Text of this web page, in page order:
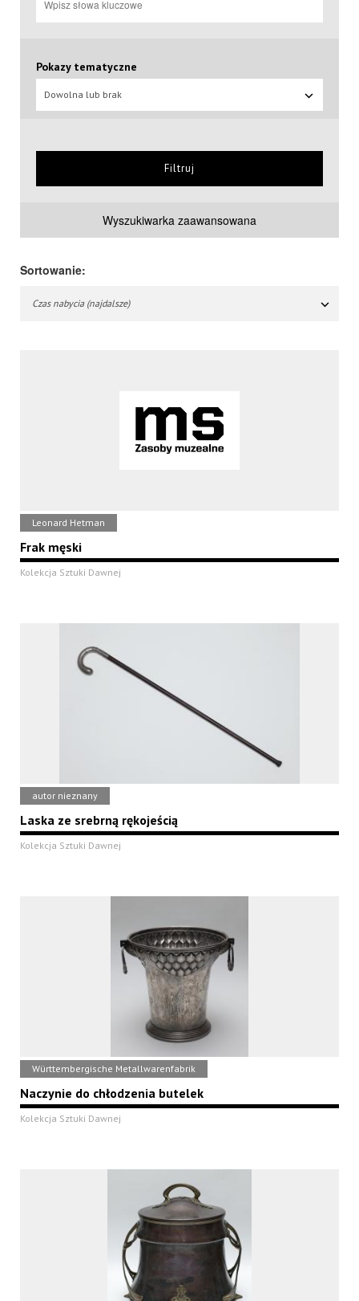
Pokazy tematyczne
Dowolna lub brak
Filtruj
Wyszukiwarka zaawansowana
Sortowanie:
Czas nabycia (najdalsze)
Leonard Hetman
Frak męski
Kolekcja Sztuki Dawnej
autor nieznany
Laska ze srebrną rękojeścią
Kolekcja Sztuki Dawnej
Württembergische Metallwarenfabrik
Naczynie do chłodzenia butelek
Kolekcja Sztuki Dawnej